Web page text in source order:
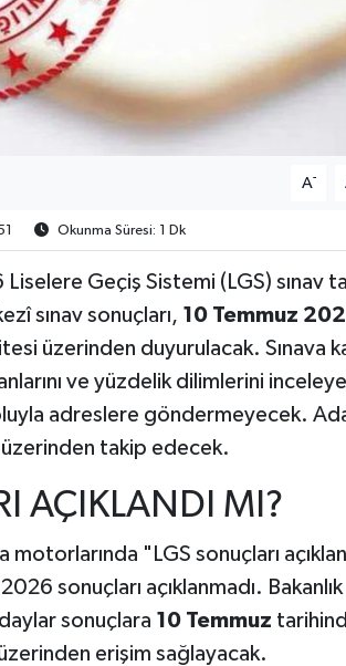
A-
Okunma Süresi: 1 Dk
Liselere Geçiş Sistemi (LGS) sınav
sınav sonuçları, 10 Temmuz
üzerinden duyurulacak. Sınava
ve yüzdelik dilimlerini
adreslere göndermeyecek.
takip edecek.
AÇIKLANDI MI?
"LGS sonuçları
sonuçları açıklanmadı.
sonuçlara 10 Temmuz
erişim sağlayacak.